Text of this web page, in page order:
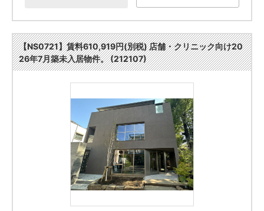
【NS0721】賃料610,919円(別税) 店舗・クリニック向け20
26年7月築未入居物件。 (212107)